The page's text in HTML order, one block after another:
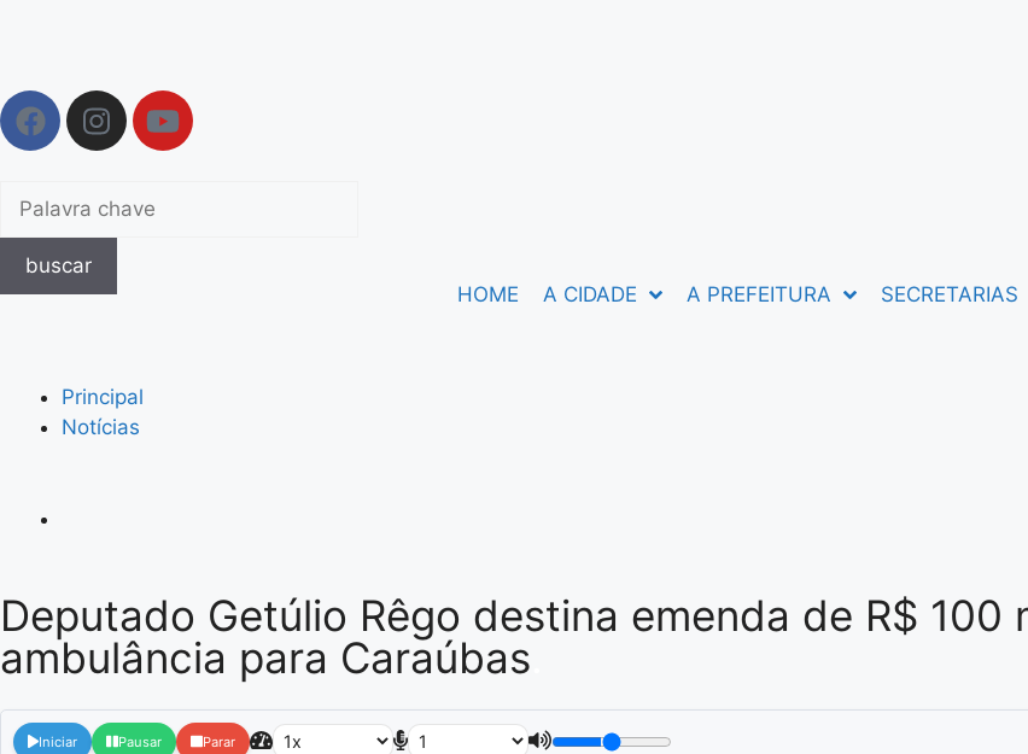
buscar
HOME
A CIDADE A PREFEITURA SECRETARIAS
Principal
Notícias
Deputado Getúlio Rêgo destina emenda de R$ 100
ambulância para Caraúbas
Iniciar Pausar Parar